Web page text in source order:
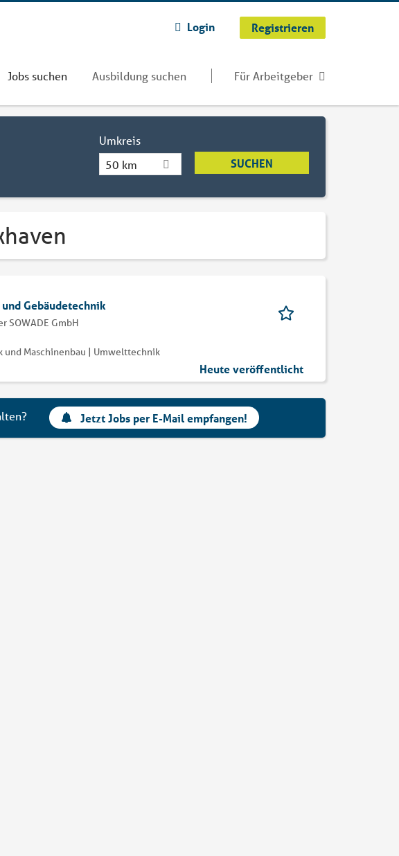
Login Registrieren
Jobs suchen Ausbildung suchen Für Arbeitgeber
Umkreis
50 km
Gebäudetechnik
SOWADE GmbH
und Maschinenbau | Umwelttechnik
Heute veröffentlicht
Jetzt Jobs per E-Mail empfangen!